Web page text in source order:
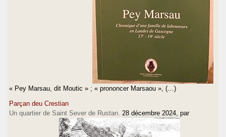
« Pey Marsau, dit Moutic » ; « prononcer Marsaou », (…)
Parçan deu Crestian
Un quartier de Saint Sever de Rustan. 28 décembre 2024 , par